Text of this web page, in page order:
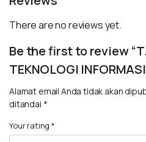
There are no reviews yet.
Be the first to review
TEKNOLOGI
Alamat email Anda tidak akan
ditandai *
Your rating*